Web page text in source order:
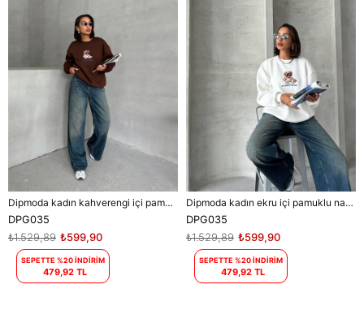
Dipmoda kadın kahverengi içi pamuklu nakış detaylı sweat DPG035
DPG035
₺599,90
₺1.529,89
SEPETTE %20 İNDİRİM
479,92 TL
Dipmoda kadın ekru içi pamuklu nakış detaylı sweat DPG035
DPG035
₺599,90
₺1.529,89
SEPETTE %20 İNDİRİM
479,92 TL